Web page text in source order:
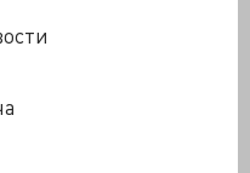
собраны образцы
и мочевины, и
и ксилазином